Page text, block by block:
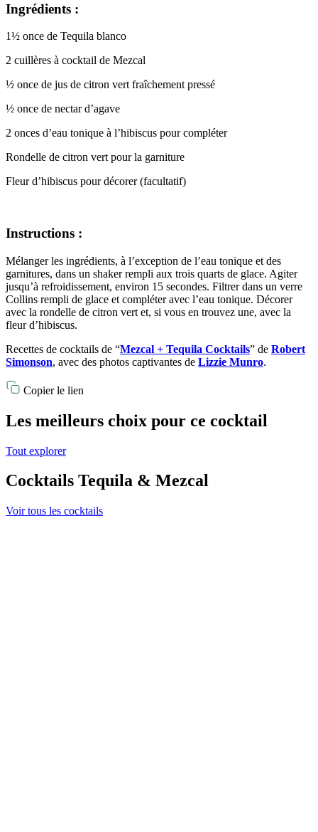
Ingrédients :
1½ once de Tequila blanco
2 cuillères à cocktail de Mezcal
½ once de jus de citron vert fraîchement pressé
½ once de nectar d’agave
2 onces d’eau tonique à l’hibiscus pour compléter
Rondelle de citron vert pour la garniture
Fleur d’hibiscus pour décorer (facultatif)
Instructions :
Mélanger les ingrédients, à l’exception de l’eau tonique et des
garnitures, dans un shaker rempli aux trois quarts de glace. Agiter
jusqu’à refroidissement, environ 15 secondes. Filtrer dans un verre
Collins rempli de glace et compléter avec l’eau tonique. Décorer
avec la rondelle de citron vert et, si vous en trouvez une, avec la
fleur d’hibiscus.
Recettes de cocktails de “Mezcal + Tequila Cocktails” de Robert
Simonson, avec des photos captivantes de Lizzie Munro.
Copier le lien
Les meilleurs choix pour ce cocktail
Tout explorer
Cocktails Tequila & Mezcal
Voir tous les cocktails